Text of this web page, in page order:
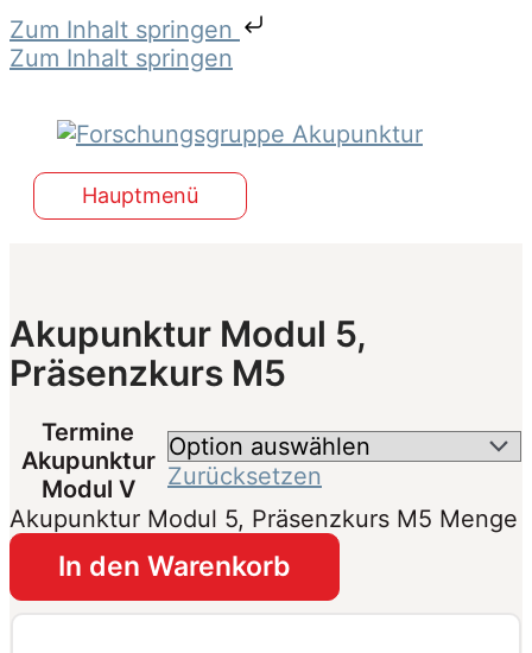
Zum Inhalt springen
Zum Inhalt springen
Hauptmenü
Akupunktur Modul 5,
Präsenzkurs M5
Termine
Akupunktur
Modul V
Zurücksetzen
Akupunktur Modul 5, Präsenzkurs M5 Menge
In den Warenkorb